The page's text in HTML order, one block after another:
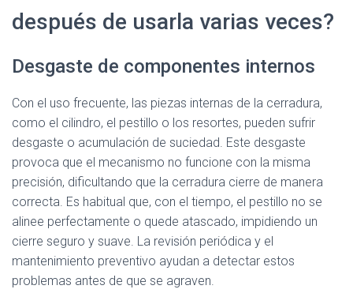
después de usarla varias veces?
Desgaste de componentes internos
Con el uso frecuente, las piezas internas de la cerradura,
como el cilindro, el pestillo o los resortes, pueden sufrir
desgaste o acumulación de suciedad. Este desgaste
provoca que el mecanismo no funcione con la misma
precisión, dificultando que la cerradura cierre de manera
correcta. Es habitual que, con el tiempo, el pestillo no se
alinee perfectamente o quede atascado, impidiendo un
cierre seguro y suave. La revisión periódica y el
mantenimiento preventivo ayudan a detectar estos
problemas antes de que se agraven.